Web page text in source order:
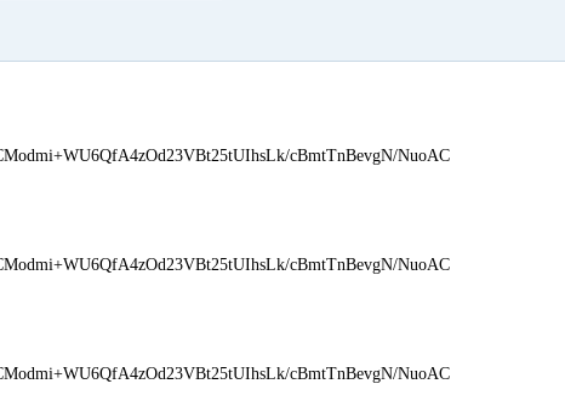
cBmtTnBevgN/NuoAC
cBmtTnBevgN/NuoAC
cBmtTnBevgN/NuoAC